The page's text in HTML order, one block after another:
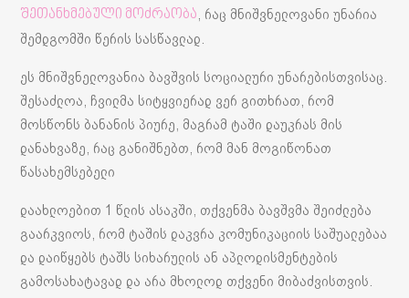
შეთანხმებული მოძრაობა , რაც მნიშვნელოვანი უნარია
შემდგომში წერის სასწავლად.
ეს მნიშვნელოვანია ბავშვის სოციალური უნარებისთვისაც.
შესაძლოა, ჩვილმა სიტყვიერად ვერ გითხრათ, რომ
მოსწონს ბანანის პიურე, მაგრამ ტაში დაუკრას მის
დანახვაზე, რაც განიშნებთ, რომ მან მოგიწონათ
წასახემსებელი
დაახლოებით 1 წლის ასაკში, თქვენმა ბავშვმა შეიძლება
გაარკვიოს, რომ ტაშის დაკვრა კომუნიკაციის საშუალებაა
და დაიწყებს ტაშს სიხარულის ან აპლოდისმენტების
გამოსახატავად და არა მხოლოდ თქვენი მიბაძვისთვის.